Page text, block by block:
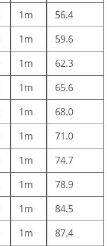
1m
56.4
1m
59.6
1m
62.3
1m
65.6
1m
68.0
1m
71.0
1m
74.7
1m
78.9
1m
84.5
1m 87.4